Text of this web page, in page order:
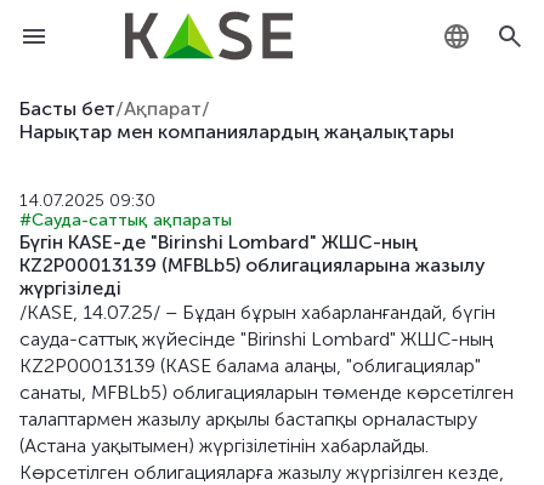
Басты бет/Ақпарат/
Нарықтар мен компаниялардың жаңалықтары
14.07.2025 09:30
#Сауда-саттық ақпараты
Бүгін KASE-де "Birinshi Lombard" ЖШС-ның
KZ2P00013139 (MFBLb5) облигацияларына жазылу
жүргізіледі
/KASE, 14.07.25/ – Бұдан бұрын хабарланғандай, бүгін
сауда-саттық жүйесінде "Birinshi Lombard" ЖШС-ның
KZ2P00013139 (KASE балама алаңы, "облигациялар"
санаты, MFBLb5) облигацияларын төменде көрсетілген
талаптармен жазылу арқылы бастапқы орналастыру
(Астана уақытымен) жүргізілетінін хабарлайды.
Көрсетілген облигацияларға жазылу жүргізілген кезде,